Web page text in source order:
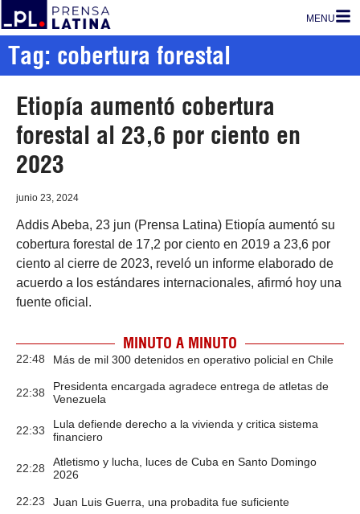
MENU
Tag: cobertura forestal
Etiopía aumentó cobertura
forestal al 23,6 por ciento en
2023
junio 23, 2024
Addis Abeba, 23 jun (Prensa Latina) Etiopía aumentó su
cobertura forestal de 17,2 por ciento en 2019 a 23,6 por
ciento al cierre de 2023, reveló un informe elaborado de
acuerdo a los estándares internacionales, afirmó hoy una
fuente oficial.
MINUTO A MINUTO
22:48 Más de mil 300 detenidos en operativo policial en Chile
22:38
Presidenta encargada agradece entrega de atletas de
Venezuela
22:33
Lula defiende derecho a la vivienda y critica sistema
financiero
22:28
Atletismo y lucha, luces de Cuba en Santo Domingo
2026
22:23 Juan Luis Guerra, una probadita fue suficiente